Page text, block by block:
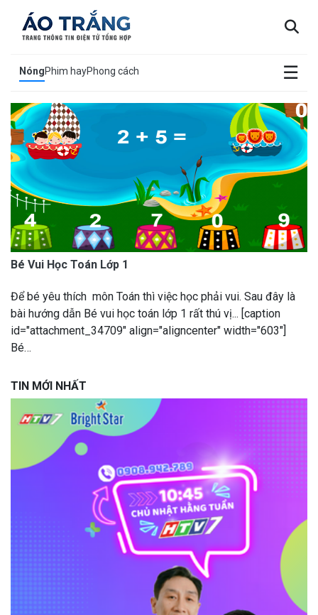
NóngPhim hayPhong cách ☰
×
Bé Vui Học Toán Lớp 1
Để bé yêu thích môn Toán thì việc học phải vui. Sau đây là
bài hướng dẫn Bé vui học toán lớp 1 rất thú vị... [caption
id="attachment_34709" align="aligncenter" width="603"]
Bé…
TIN MỚI NHẤT